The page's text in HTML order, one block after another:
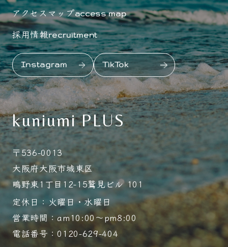
アクセスマップaccess map
採用情報recruitment
Instagram TikTok
kuniumi PLUS
〒536-0013
大阪府大阪市城東区
鴫野東1丁目12-15鷲見ビル 101
定休日：火曜日・水曜日
営業時間：am10:00～pm8:00
電話番号：0120-629-404